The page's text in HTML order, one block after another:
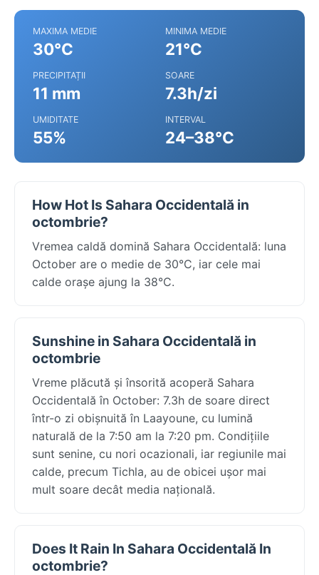
MAXIMA MEDIE
30°C
MINIMA MEDIE
21°C
PRECIPITAȚII
11 mm
SOARE
7.3h/zi
UMIDITATE
55%
INTERVAL
24–38°C
How Hot Is Sahara Occidentală in
octombrie?
Vremea caldă domină Sahara Occidentală: luna
October are o medie de 30°C, iar cele mai
calde orașe ajung la 38°C.
Sunshine in Sahara Occidentală in
octombrie
Vreme plăcută și însorită acoperă Sahara
Occidentală în October: 7.3h de soare direct
într-o zi obișnuită în Laayoune, cu lumină
naturală de la 7:50 am la 7:20 pm. Condițiile
sunt senine, cu nori ocazionali, iar regiunile mai
calde, precum Tichla, au de obicei ușor mai
mult soare decât media națională.
Does It Rain In Sahara Occidentală In
octombrie?